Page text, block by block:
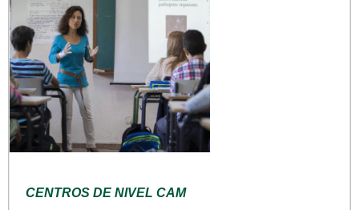
CENTROS DE NIVEL CAM